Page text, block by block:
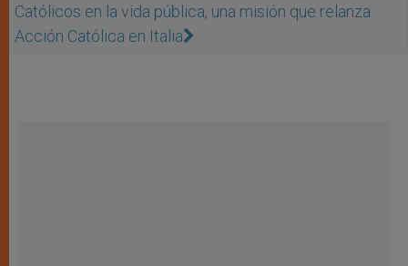
Católicos en la vida pública, una misión que relanza
Acción Católica en Italia